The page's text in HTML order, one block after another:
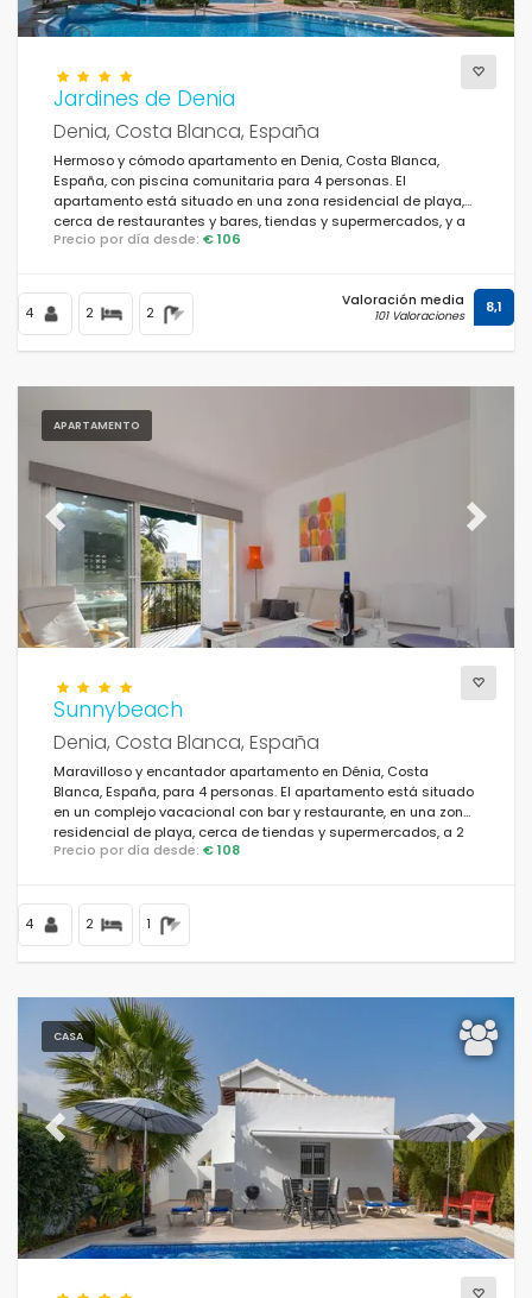
Condiciones
Opciones
Distancias
Confort
Servicios
Vistas
Categorías adicionales
Jardines de Denia
Denia, Costa Blanca, España
Hermoso y cómodo apartamento en Denia, Costa Blanca,
España, con piscina comunitaria para 4 personas. El
apartamento está situado en una zona residencial de playa,
cerca de restaurantes y bares, tiendas y supermercados, y a
solo 200 metros de la playa Las Marinas, Denia.
Precio por día desde: € 106
4 2 2
Valoración media
101 Valoraciones 8,1
APARTAMENTO
Previous Next
Sunnybeach
Denia, Costa Blanca, España
Maravilloso y encantador apartamento en Dénia, Costa
Blanca, España, para 4 personas. El apartamento está situado
en un complejo vacacional con bar y restaurante, en una zona
residencial de playa, cerca de tiendas y supermercados, a 2
km de la playa de les Marines y a 0.
Precio por día desde: € 108
4 2 1
CASA
Previous Next